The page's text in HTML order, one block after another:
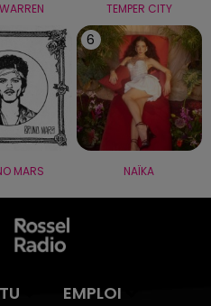
TEMPER CITY
MARS
6
NAÏKA
EMPLOI